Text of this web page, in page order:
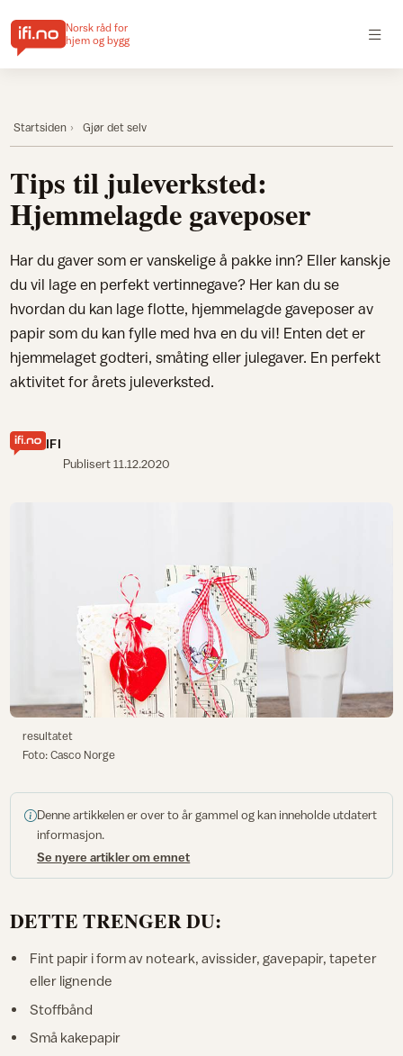
Norsk råd for
hjem og bygg
Startsiden Gjør det selv
Tips til juleverksted:
Hjemmelagde gaveposer
Har du gaver som er vanskelige å pakke inn? Eller kanskje
du vil lage en perfekt vertinnegave? Her kan du se
hvordan du kan lage flotte, hjemmelagde gaveposer av
papir som du kan fylle med hva en du vil! Enten det er
hjemmelaget godteri, småting eller julegaver. En perfekt
aktivitet for årets juleverksted.
IFI
Publisert11.12.2020
resultatet
Foto: Casco Norge
Denne artikkelen er over to år gammel og kan inneholde utdatert
informasjon.
Se nyere artikler om emnet
DETTE TRENGER DU:
Fint papir i form av noteark, avissider, gavepapir, tapeter
eller lignende
Stoffbånd
Små kakepapir